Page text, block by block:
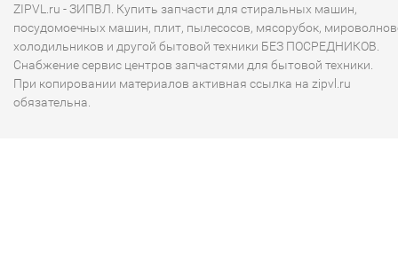
ZIPVL.ru - ЗИПВЛ. Купить запчасти для стиральных машин,
посудомоечных машин, плит, пылесосов, мясорубок,
холодильников и другой бытовой техники БЕЗ ПОСРЕДНИКОВ.
Снабжение сервис центров запчастями для бытовой техники.
При копировании материалов активная ссылка на zipvl.ru
обязательна.